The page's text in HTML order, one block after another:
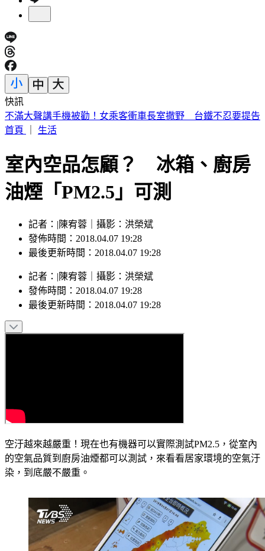
快訊
白海豚減弱為輕颱 暴風圈逐漸縮小
首頁
生活
室內空品怎顧？ 冰箱、廚房
油煙「PM2.5」可測
記者：|陳宥蓉｜攝影：洪榮斌
發佈時間：2018.04.07 19:28
最後更新時間：2018.04.07 19:28
記者 ： |陳宥蓉 攝影 ： 洪榮斌
發佈時間： 2018.04.07 19:28
最後更新時間： 2018.04.07 19:28
空汙越來越嚴重！現在也有機器可以實際測試PM2.5，從室內
的空氣品質到廚房油煙都可以測試，來看看居家環境的空氣汙
染，到底嚴不嚴重。